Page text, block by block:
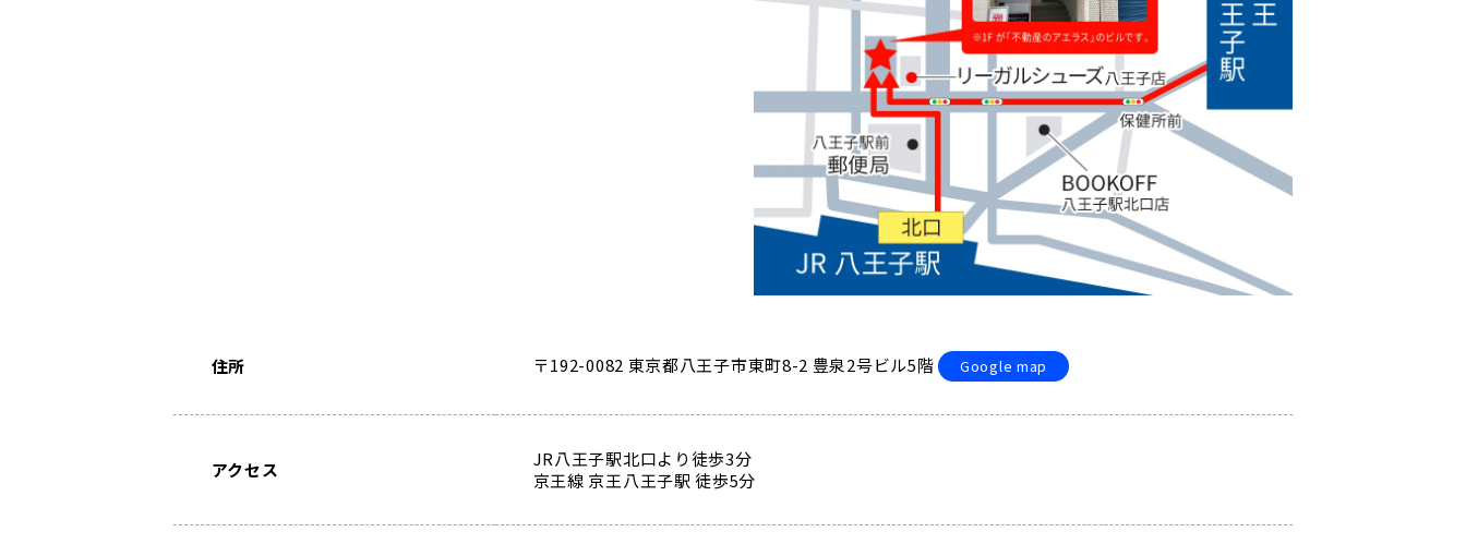
住所 〒192-0082 東京都八王子市東町8-2 豊泉2号ビル5階 Google map
アクセス
JR八王子駅北口より徒歩3分
京王線 京王八王子駅 徒歩5分